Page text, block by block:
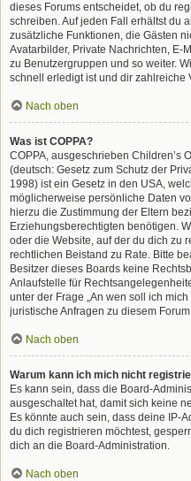
dieses Forums entscheidet, ob du
schreiben. Auf jeden Fall erhältst du
zusätzliche Funktionen, die Gästen
Avatarbilder, Private Nachrichten, E-
zu Benutzergruppen und so weiter.
schnell erledigt ist und dir zahlreiche
Nach oben
Was ist COPPA?
COPPA, ausgeschrieben Children’s
(deutsch: Gesetz zum Schutz der
1998) ist ein Gesetz in den USA,
möglicherweise persönliche Daten
hierzu die Zustimmung der Eltern
Erziehungsberechtigten benötigen.
oder die Website, auf der du dich zu
rechtlichen Beistand zu Rate. Bitte
Besitzer dieses Boards keine
Anlaufstelle für
unter der Frage „An wen soll ich
juristische Anfragen zu diesem
Nach oben
Warum kann ich mich nicht
Es kann sein, dass die Board-
ausgeschaltet hat, damit sich keine
Es könnte auch sein, dass deine IP-
du dich registrieren möchtest,
dich an die Board-Administration.
Nach oben